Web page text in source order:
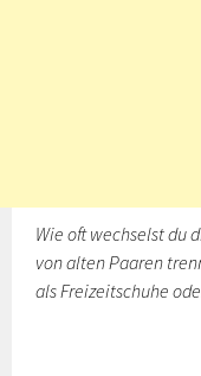
Wie oft wechselst du
von alten Paaren
als Freizeitschuhe